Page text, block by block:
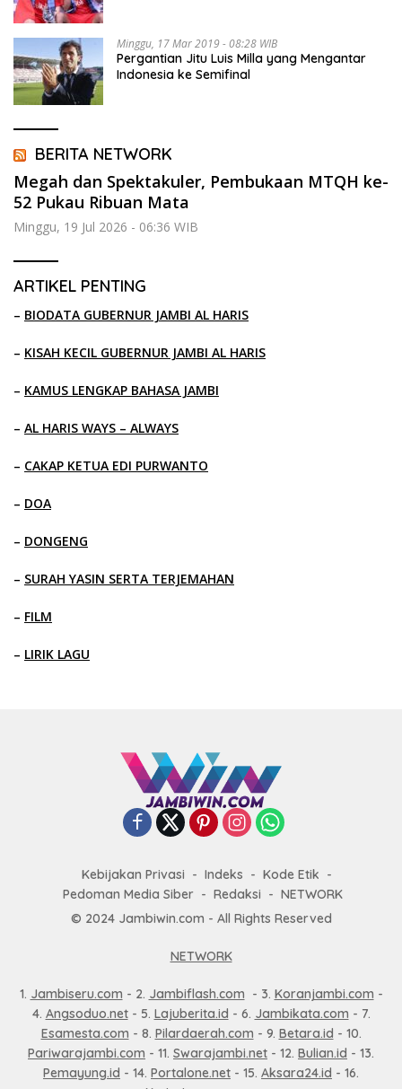
Minggu, 17 Mar 2019 - 08:28 WIB
Pergantian Jitu Luis Milla yang Mengantar
Indonesia ke Semifinal
BERITA NETWORK
Megah dan Spektakuler, Pembukaan MTQH ke-
52 Pukau Ribuan Mata
Minggu, 19 Jul 2026 - 06:36 WIB
ARTIKEL PENTING
– BIODATA GUBERNUR JAMBI AL HARIS
– KISAH KECIL GUBERNUR JAMBI AL HARIS
– KAMUS LENGKAP BAHASA JAMBI
– AL HARIS WAYS – ALWAYS
– CAKAP KETUA EDI PURWANTO
– DOA
– DONGENG
– SURAH YASIN SERTA TERJEMAHAN
– FILM
– LIRIK LAGU
Kebijakan Privasi Indeks
Kode Etik
Pedoman Media Siber
Redaksi
NETWORK
© 2024 Jambiwin.com - All Rights Reserved
NETWORK
1. Jambiseru.com - 2. Jambiflash.com - 3. Koranjambi.com -
4. Angsoduo.net- 5. Lajuberita.id - 6. Jambikata.com - 7.
Esamesta.com - 8. Pilardaerah.com - 9. Betara.id - 10.
Pariwarajambi.com - 11. Swarajambi.net - 12. Bulian.id - 13.
Pemayung.id - 14. Portalone.net - 15. Aksara24.id - 16.